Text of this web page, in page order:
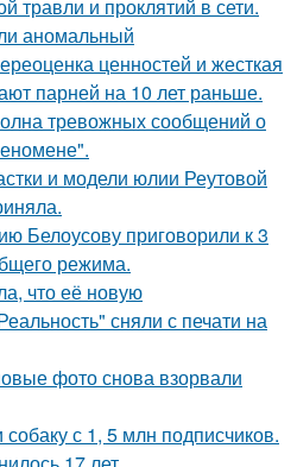
травли и проклятий в сети.
аномальный
ценностей и жесткая
парней на 10 лет раньше.
тревожных сообщений о
и модели юлии Реутовой
Белоусову приговорили к 3
режима.
что её новую
сняли с печати на
фото снова взорвали
с 1, 5 млн подписчиков.